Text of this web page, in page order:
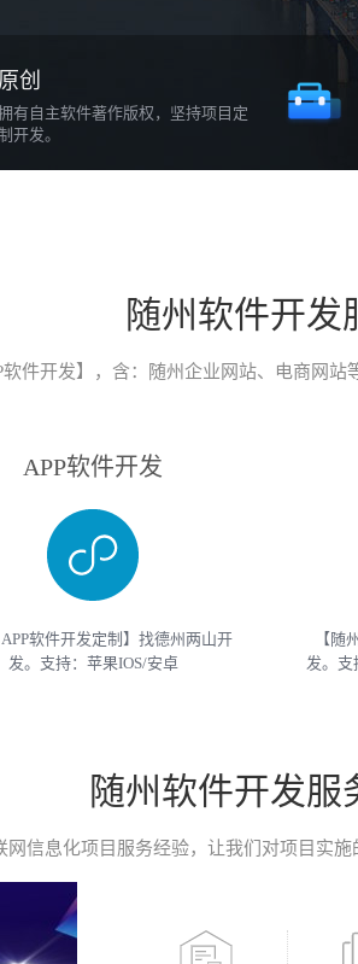
创
有自主软件著作版权，坚持项目定
开发。
随州软件开发
件开发】，含：随州企业网站、电商网
APP软件开发
软件开发定制】找德州两山开
发。支持：苹果IOS/安卓
【随
发。支
随州软件开发服
网信息化项目服务经验，让我们对项目实